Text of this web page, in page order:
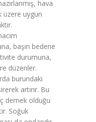
hava
üzere uygun
başın bedene
durumuna,
düzenler.
burundaki
artırır. Bu
demek olduğu
Soğuk